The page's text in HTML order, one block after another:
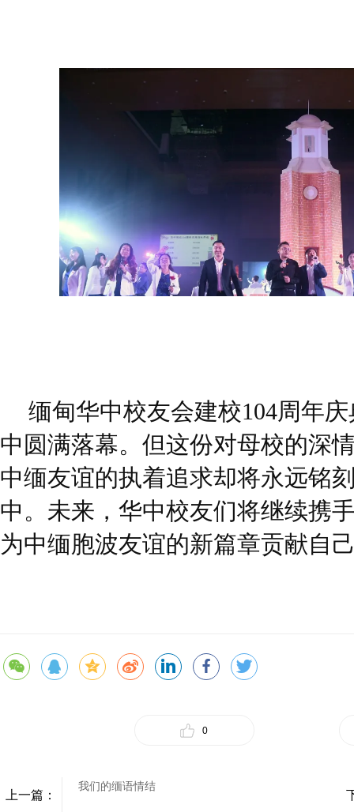
缅甸华中校友会建校104周年
中圆满落幕。但这份对母校的深
中缅友谊的执着追求却将永远铭
中。未来，华中校友们将继续携
为中缅胞波友谊的新篇章贡献自
0
上一篇：
我们的缅语情结